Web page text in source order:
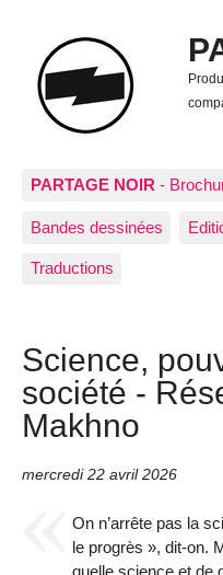
PARTAGE NOIR -
Bandes dessinées
Traductions
Science,
société -
Makhno
mercredi 22 avril 2026
On n’arrête pas la
le progrès », dit-on.
quelle science et de